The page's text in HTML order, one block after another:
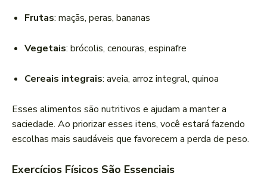
Frutas: maçãs, peras, bananas
Vegetais: brócolis, cenouras, espinafre
Cereais integrais: aveia, arroz integral, quinoa
Esses alimentos são nutritivos e ajudam a manter a
saciedade. Ao priorizar esses itens, você estará fazendo
escolhas mais saudáveis que favorecem a perda de peso.
Exercícios Físicos São Essenciais